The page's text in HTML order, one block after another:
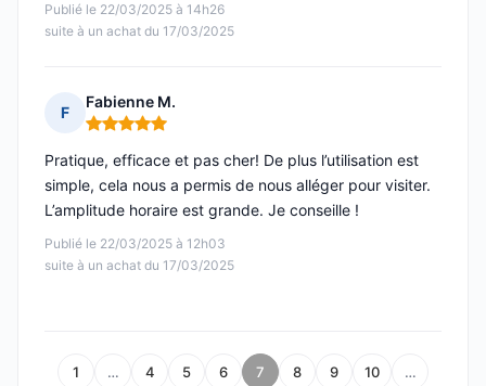
Publié le 22/03/2025 à 14h26
suite à un achat du 17/03/2025
F
Fabienne M.
Note : 5 sur 5
Publié le 22/03/2025 à 12h03
suite à un achat du 17/03/2025
Pratique, efficace et pas cher! De plus l’utilisation est
simple, cela nous a permis de nous alléger pour visiter.
L’amplitude horaire est grande. Je conseille !
1 … 4 5 6 7 8 9 10 …